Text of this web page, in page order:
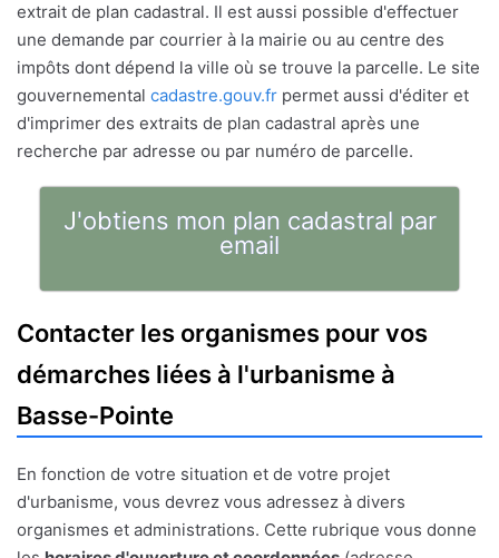
extrait de plan cadastral. Il est aussi possible d'effectuer
une demande par courrier à la mairie ou au centre des
impôts dont dépend la ville où se trouve la parcelle. Le site
gouvernemental cadastre.gouv.fr permet aussi d'éditer et
d'imprimer des extraits de plan cadastral après une
recherche par adresse ou par numéro de parcelle.
J'obtiens mon plan cadastral par
email
Contacter les organismes pour vos
démarches liées à l'urbanisme à
Basse-Pointe
En fonction de votre situation et de votre projet
d'urbanisme, vous devrez vous adressez à divers
organismes et administrations. Cette rubrique vous donne